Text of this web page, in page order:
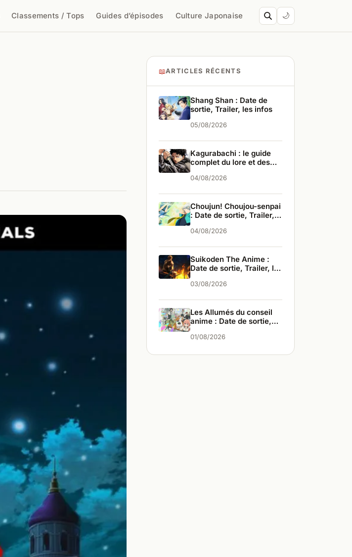
Classements / Tops Guides d’épisodes Culture Japonaise 🌙
📖ARTICLES RÉCENTS
Shang Shan : Date de
sortie, Trailer, les infos
05/08/2026
Kagurabachi : le guide
complet du lore et des
04/08/2026
Choujun! Choujou-senpai
: Date de sortie, Trailer,
04/08/2026
Suikoden The Anime :
Date de sortie, Trailer, les
03/08/2026
Les Allumés du conseil
anime : Date de sortie,
01/08/2026